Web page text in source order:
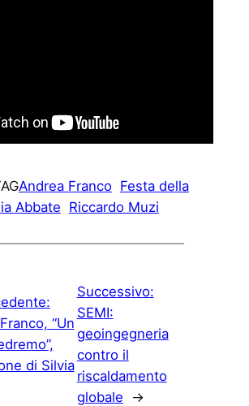
Andrea Franco Festa della
Abbate Riccardo Muzi
“Un
di Silvia
Successivo:
SEMI:
geoingegneria
contro il
riscaldamento
globale
→